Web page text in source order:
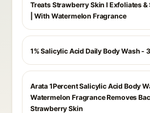
Treats Strawberry Skin I Exfoliates
| With Watermelon Fragrance
1% Salicylic Acid Daily Body Wash -
Arata 1Percent Salicylic Acid Body
Watermelon Fragrance Removes
Strawberry Skin